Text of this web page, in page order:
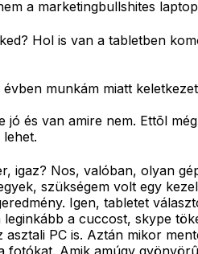
a marketingbullshites
Hol is van a tabletben
munkám miatt
és van amire nem. Ettõl
Nos, valóban, olyan
szükségem volt egy
Igen, tabletet
a cuccost, skype
PC is. Aztán mikor
Amik amúgy